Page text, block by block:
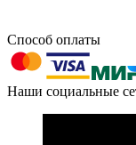
603004, г.
Способ оплаты
Наши социальные